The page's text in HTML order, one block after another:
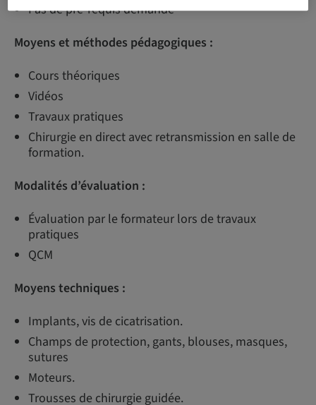
Pas de pré-requis demandé
Moyens et méthodes pédagogiques :
Cours théoriques
Vidéos
Travaux pratiques
Chirurgie en direct avec retransmission en salle de
formation.
Modalités d’évaluation :
Évaluation par le formateur lors de travaux
pratiques
QCM
Moyens techniques :
Implants, vis de cicatrisation.
Champs de protection, gants, blouses, masques,
sutures
Moteurs.
Trousses de chirurgie guidée.